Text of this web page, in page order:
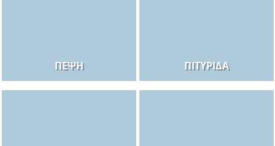
ΠΈΨΗ ΠΙΤΥΡΊΔΑ